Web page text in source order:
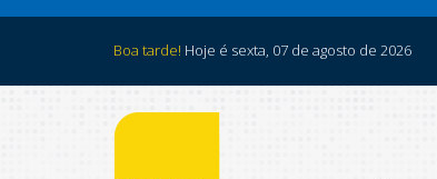
Boa tarde! Hoje é sexta, 07 de agosto de 2026